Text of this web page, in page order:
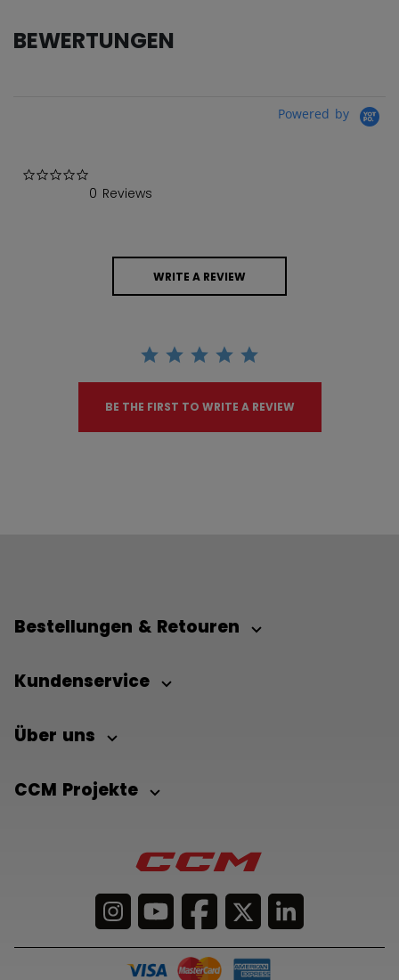
BEWERTUNGEN
Powered by
0 Reviews
WRITE A REVIEW
BE THE FIRST TO WRITE A REVIEW
Bestellungen & Retouren
Kundenservice
Über uns
CCM Projekte